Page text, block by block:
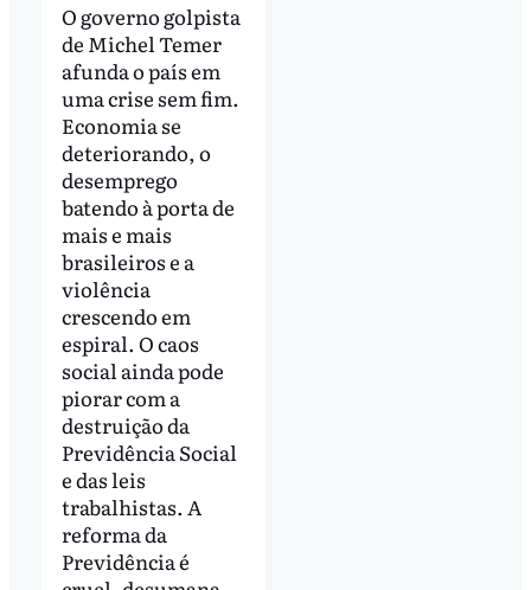
O governo golpista
de Michel Temer
afunda o país em
uma crise sem fim.
Economia se
deteriorando, o
desemprego
batendo à porta de
mais e mais
brasileiros e a
violência
crescendo em
espiral. O caos
social ainda pode
piorar com a
destruição da
Previdência Social
e das leis
trabalhistas. A
reforma da
Previdência é